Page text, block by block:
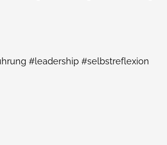
#leadership #selbstreflexion